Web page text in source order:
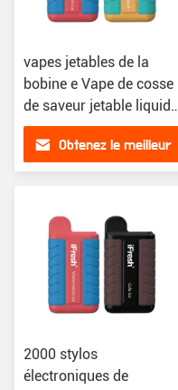
vapes jetables de la
bobine e Vape de cosse
de saveur jetable liquide
en céramique de
systèmeObtenez le meilleur
2000 stylos
électroniques de